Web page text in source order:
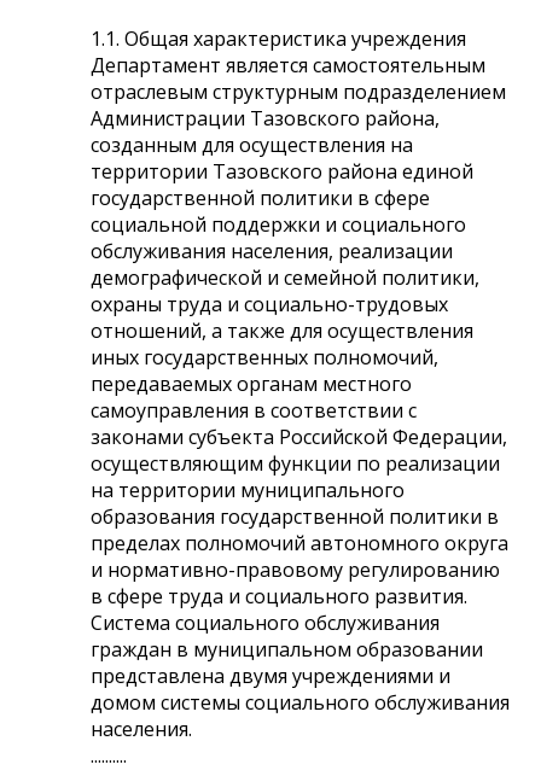
1.1. Общая характеристика учреждения
Департамент является самостоятельным
отраслевым структурным подразделением
Администрации Тазовского района,
созданным для осуществления на
территории Тазовского района единой
государственной политики в сфере
социальной поддержки и социального
обслуживания населения, реализации
демографической и семейной политики,
охраны труда и социально-трудовых
отношений, а также для осуществления
иных государственных полномочий,
передаваемых органам местного
самоуправления в соответствии с
законами субъекта Российской Федерации,
осуществляющим функции по реализации
на территории муниципального
образования государственной политики в
пределах полномочий автономного округа
и нормативно-правовому регулированию
в сфере труда и социального развития.
Система социального обслуживания
граждан в муниципальном образовании
представлена двумя учреждениями и
домом системы социального обслуживания
населения.
..........